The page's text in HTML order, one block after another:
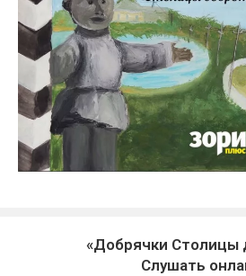
«Добрячки Столицы
Слушать